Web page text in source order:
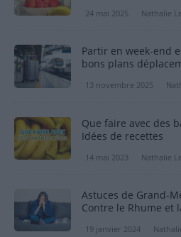
24 mai 2025 Nathalie
Partir en week-end
bons plans
13 novembre 2025
Que faire avec des
Idées de recettes
14 mai 2023 Nathalie
Astuces de Grand-
Contre le Rhume et
19 janvier 2024